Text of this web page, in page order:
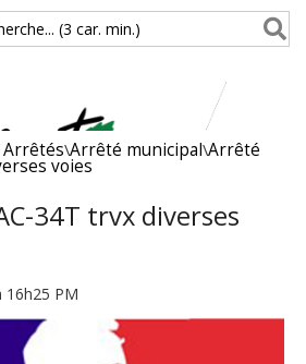
(3 car. min.)
Arrêtés\Arrêté municipal\Arrêté
voies
34T trvx diverses
16h25 PM